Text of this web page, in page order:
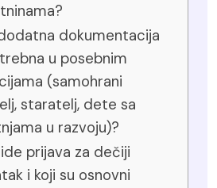
dokumentacija
u posebnim
(samohrani
staratelj, dete sa
u razvoju)?
ide prijava za dečiji
i koji su osnovni